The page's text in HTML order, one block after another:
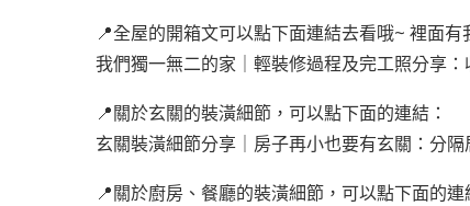
📍全屋的開箱文可以點下面連結去看哦~ 裡面有
我們獨一無二的家｜輕裝修過程及完工照分享
📍關於玄關的裝潢細節，可以點下面的連結：
玄關裝潢細節分享｜房子再小也要有玄關：分
📍關於廚房、餐廳的裝潢細節，可以點下面的連